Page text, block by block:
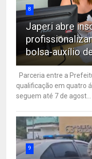
8
Japeri abre
bolsa-auxílio
Parceria entre a
qualificação em quatro
seguem até 7 de agost...
9